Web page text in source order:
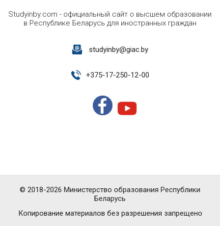
Studyinby.com - официальный сайт о высшем образовании
в Республике Беларусь для иностранных граждан
studyinby@giac.by
+375-17-250-12-00
Копирование материалов без разрешения запрещено
© 2018-2026 Министерство образования Республики
Беларусь